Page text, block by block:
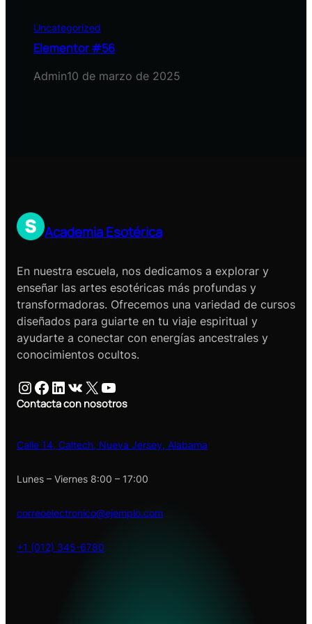
Uncategorized
Elementor #56
Admin10 de marzo de 2025
Academia Esotérica
En nuestra escuela, nos dedicamos a explorar y
enseñar las artes esotéricas más profundas y
transformadoras. Ofrecemos una variedad de cursos
diseñados para guiarte en tu viaje espiritual y
ayudarte a conectar con energías ancestrales y
conocimientos ocultos.
Instagram Facebook LinkedIn VK X YouTube
Contacta con nosotros
Calle 14, Caltech, Nueva Jersey, Alabama
Lunes – Viernes 8:00 – 17:00
correoelectronico@ejemplo.com
+1 (012) 345-6780